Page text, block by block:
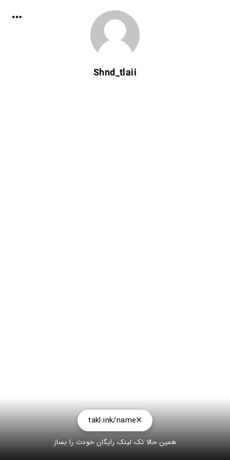
Shnd_tlaii
takl.ink/name
همین حالا تک لینک رایگان خودت را بساز